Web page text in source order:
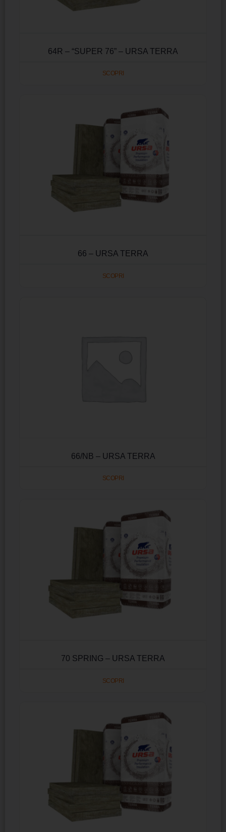
64R – “SUPER 76” – URSA TERRA
SCOPRI
66 – URSA TERRA
SCOPRI
66/NB – URSA TERRA
SCOPRI
70 SPRING – URSA TERRA
SCOPRI